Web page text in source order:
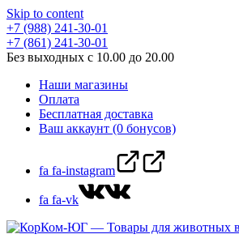
Skip to content
+7 (988) 241-30-01
+7 (861) 241-30-01
Без выходных с 10.00 до 20.00
Наши магазины
Оплата
Бесплатная доставка
Ваш аккаунт (0 бонусов)
fa fa-instagram
fa fa-vk